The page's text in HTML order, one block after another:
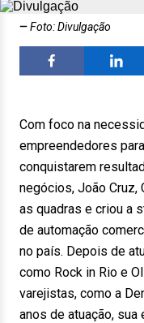
Foto: Divulgação
Com foco na
empreendedores
conquistarem
negócios, João Cruz,
as quadras e criou a
de automação
no país. Depois de
como Rock in Rio e
varejistas, como a
anos de atuação,